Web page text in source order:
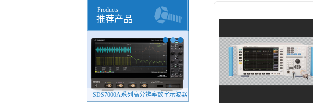
推荐产品
Products
SDS7000A系列高分辨率数字示波器